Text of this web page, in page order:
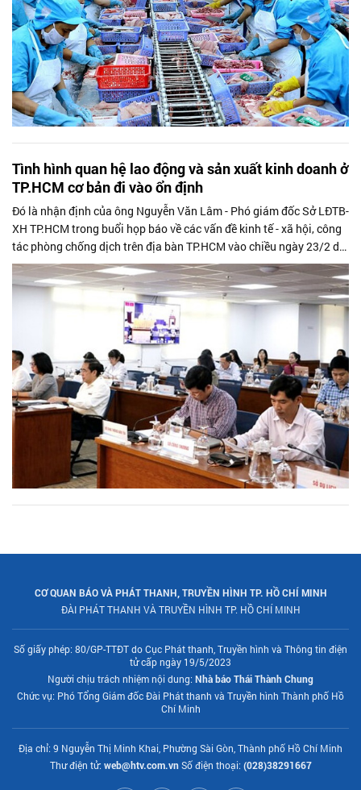
Tình hình quan hệ lao động và sản xuất kinh doanh ở
TP.HCM cơ bản đi vào ổn định
Đó là nhận định của ông Nguyễn Văn Lâm - Phó giám đốc Sở LĐTB-
XH TP.HCM trong buổi họp báo về các vấn đề kinh tế - xã hội, công
tác phòng chống dịch trên địa bàn TP.HCM vào chiều ngày 23/2 do
Ban Chỉ đạo...
CƠ QUAN BÁO VÀ PHÁT THANH, TRUYỀN HÌNH TP. HỒ CHÍ MINH
ĐÀI PHÁT THANH VÀ TRUYỀN HÌNH TP. HỒ CHÍ MINH
Số giấy phép: 80/GP-TTĐT do Cục Phát thanh, Truyền hình và Thông tin điện
tử cấp ngày 19/5/2023
Người chịu trách nhiệm nội dung: Nhà báo Thái Thành Chung
Chức vụ: Phó Tổng Giám đốc Đài Phát thanh và Truyền hình Thành phố Hồ
Chí Minh
Địa chỉ: 9 Nguyễn Thị Minh Khai, Phường Sài Gòn, Thành phố Hồ Chí Minh
Thư điện tử: web@htv.com.vnSố điện thoại: (028)38291667